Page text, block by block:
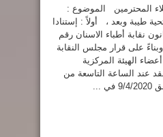
المحترمين الموضوع :
طيبة وبعد ، أولاً : إستنادا
( 31) من قانون نقابة أطباء الاسنان رقم
وبناءً على قرار مجلس النقابة
أدعوا أعضاء الهيئة المركزية
عند الساعة التاسعة من
...